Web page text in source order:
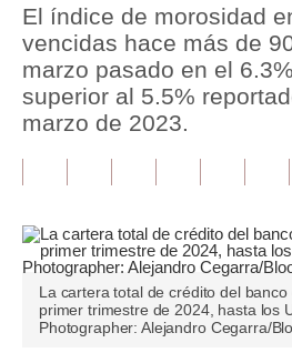
Política
Tu Dinero
Finanzas Personales
Opinión
Editorial
El índice de morosidad
vencidas hace más de
marzo pasado en el
superior al 5.5%
marzo de 2023.
La cartera total de crédito del
primer trimestre de 2024, hasta los
Photographer: Alejandro Cegarra/